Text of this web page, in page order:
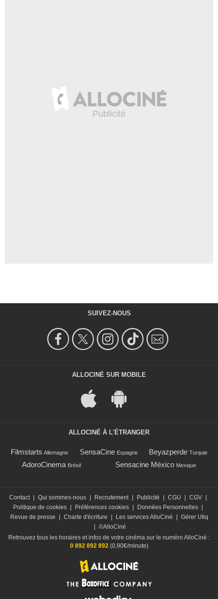
SUIVEZ-NOUS
ALLOCINÉ SUR MOBILE
ALLOCINÉ À L'ÉTRANGER
Filmstarts Allemagne SensaCine Espagne Beyazperde Turquie
AdoroCinema Brésil Sensacine México Mexique
Contact Qui sommes-nous Recrutement Publicité CGU CGV
Politique de cookies
Préférences cookies Données Personnelles
Revue de presse
Charte d'écriture Les services AlloCiné
Gérer Utiq
©AlloCiné
Retrouvez tous les horaires et infos de votre cinéma sur le numéro AlloCiné :
0 892 892 892(0,90€/minute)